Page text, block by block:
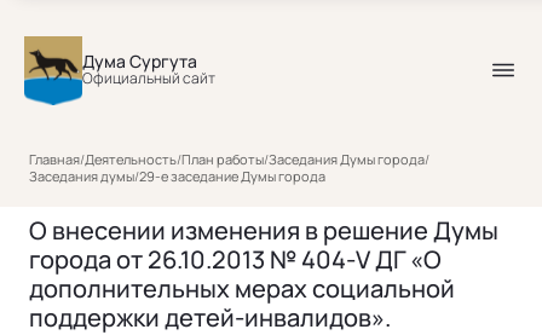
Дума Сургута
Официальный сайт
Главная/Деятельность/План работы/Заседания Думы города/
Заседания думы/29-е заседание Думы города
О внесении изменения в решение Думы
города от 26.10.2013 № 404-V ДГ «О
дополнительных мерах социальной
поддержки детей-инвалидов».